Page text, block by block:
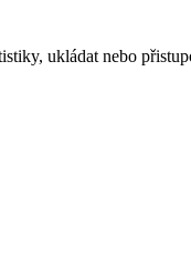
ukládat nebo